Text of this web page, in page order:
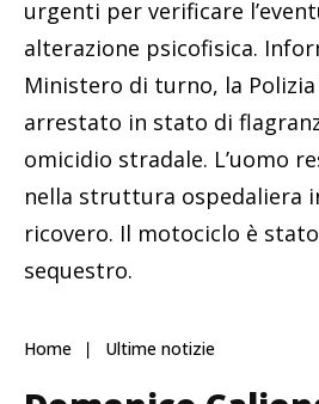
urgenti per verificare
alterazione psicofisica.
Ministero di turno, la Polizia
arrestato in stato di
omicidio stradale. L’uomo
nella struttura ospedaliera
ricovero. Il motociclo è
sequestro.
Home Ultime notizie